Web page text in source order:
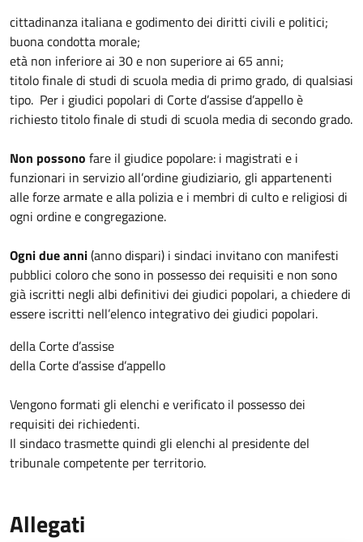
cittadinanza italiana e godimento dei diritti civili e politici;
buona condotta morale;
età non inferiore ai 30 e non superiore ai 65 anni;
titolo finale di studi di scuola media di primo grado, di qualsiasi
tipo. Per i giudici popolari di Corte d’assise d’appello è
richiesto titolo finale di studi di scuola media di secondo grado.
Non possono fare il giudice popolare: i magistrati e i
funzionari in servizio all’ordine giudiziario, gli appartenenti
alle forze armate e alla polizia e i membri di culto e religiosi di
ogni ordine e congregazione.
Ogni due anni(anno dispari) i sindaci invitano con manifesti
pubblici coloro che sono in possesso dei requisiti e non sono
già iscritti negli albi definitivi dei giudici popolari, a chiedere di
essere iscritti nell’elenco integrativo dei giudici popolari.
della Corte d’assise
della Corte d’assise d’appello
Vengono formati gli elenchi e verificato il possesso dei
requisiti dei richiedenti.
Il sindaco trasmette quindi gli elenchi al presidente del
tribunale competente per territorio.
Allegati